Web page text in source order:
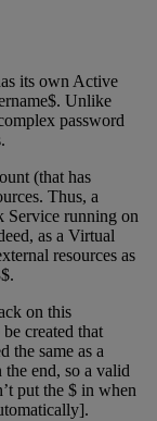
its own Active
Unlike
password
(that has
Thus, a
running on
as a Virtual
resources as
on this
created that
the same as a
the end, so a valid
put the $ in when